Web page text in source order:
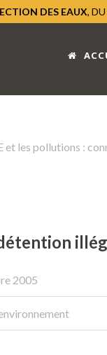
DES EAUX,
et les pollutions :
2005